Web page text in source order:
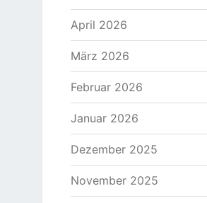
April 2026
März 2026
Februar 2026
Januar 2026
Dezember 2025
November 2025